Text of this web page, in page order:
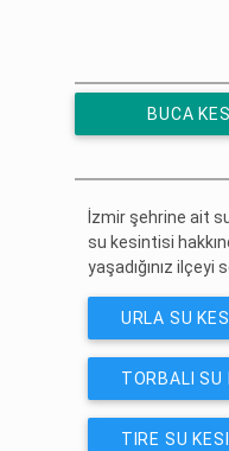
BUCA
İzmir şehrine ait
su kesintisi
yaşadığınız ilçeyi
URLA SU
TORBALI SU
TIRE SU